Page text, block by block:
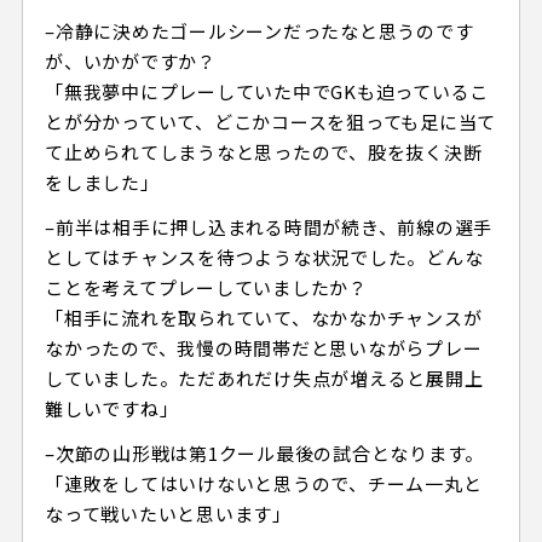
–冷静に決めたゴールシーンだったなと思うのです
が、いかがですか？
「無我夢中にプレーしていた中でGKも迫っているこ
とが分かっていて、どこかコースを狙っても足に当て
て止められてしまうなと思ったので、股を抜く決断
をしました」
–前半は相手に押し込まれる時間が続き、前線の選手
としてはチャンスを待つような状況でした。どんな
ことを考えてプレーしていましたか？
「相手に流れを取られていて、なかなかチャンスが
なかったので、我慢の時間帯だと思いながらプレー
していました。ただあれだけ失点が増えると展開上
難しいですね」
–次節の山形戦は第1クール最後の試合となります。
「連敗をしてはいけないと思うので、チーム一丸と
なって戦いたいと思います」